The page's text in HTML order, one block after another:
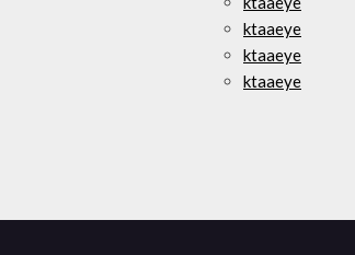
ktaaeye
ktaaeye
ktaaeye